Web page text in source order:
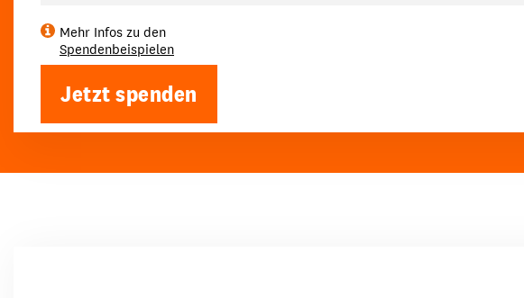
Mehr Infos zu den
Spendenbeispielen
Jetzt spenden